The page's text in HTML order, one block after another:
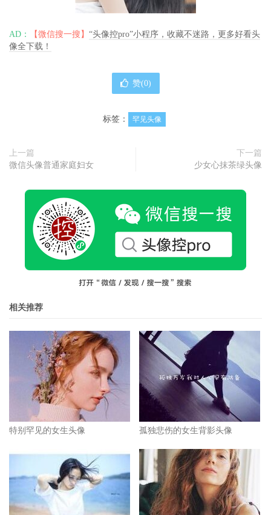
AD： 【微信搜一搜】 “头像控pro”小程序，收藏不迷路，更多好看头
像全下载！
赞(0)
标签： 罕见头像
上一篇
微信头像普通家庭妇女
下一篇
少女心抹茶绿头像
相关推荐
特别罕见的女生头像 孤独悲伤的女生背影头像